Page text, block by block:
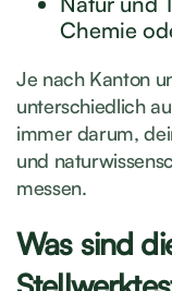
Chemie
Je nach Kanton
unterschiedlich
immer darum,
und
messen.
Was sind